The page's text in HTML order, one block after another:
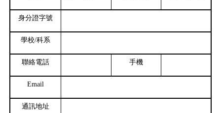
身分證字號
學校/科系
聯絡電話 手機
Email
通訊地址